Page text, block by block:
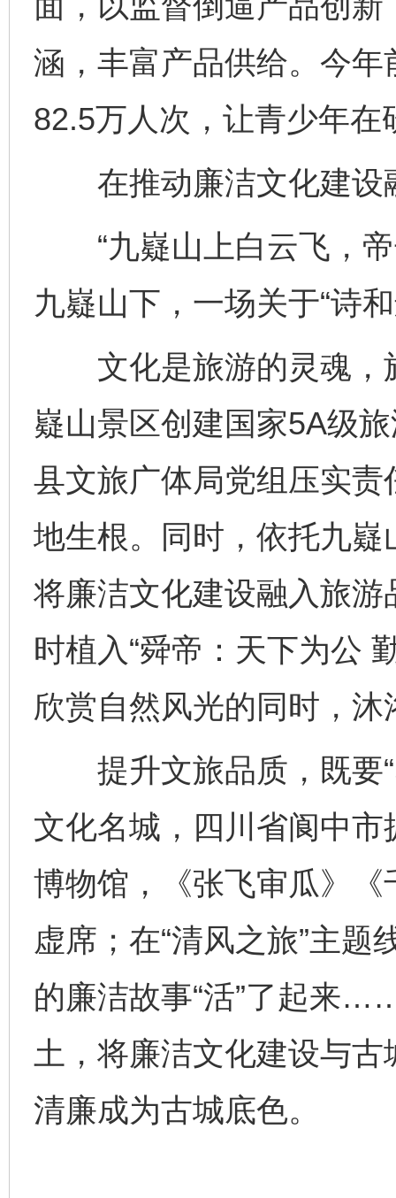
涵，丰富产品供给。今
82.5万人次，让青少年
在推动廉洁文化建设
“九嶷山上白云飞，帝
九嶷山下，一场关于“诗
文化是旅游的灵魂，
嶷山景区创建国家5A级
县文旅广体局党组压实
地生根。同时，依托九
将廉洁文化建设融入旅
时植入“舜帝：天下为公
欣赏自然风光的同时，沐
提升文旅品质，既要“
文化名城，四川省阆中
博物馆，《张飞审瓜》
虚席；在“清风之旅”主
的廉洁故事“活”了起来
土，将廉洁文化建设与
清廉成为古城底色。